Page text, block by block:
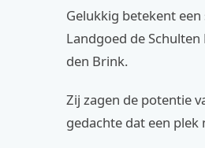
Gelukkig betekent
Landgoed de
den Brink.
Zij zagen de potentie
gedachte dat een